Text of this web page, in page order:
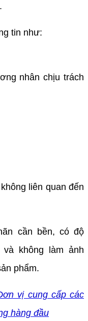
tin như:
nhân chịu trách
liên quan đến
cần bền, có độ
không làm ảnh
phẩm.
vị cung cấp các
hàng đầu